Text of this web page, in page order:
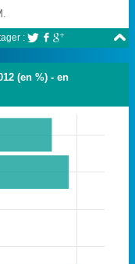

:   
(en %) - en